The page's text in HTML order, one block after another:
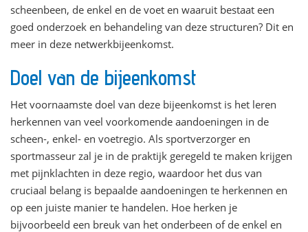
scheenbeen, de enkel en de voet en waaruit bestaat een
goed onderzoek en behandeling van deze structuren? Dit en
meer in deze netwerkbijeenkomst.
Doel van de bijeenkomst
Het voornaamste doel van deze bijeenkomst is het leren
herkennen van veel voorkomende aandoeningen in de
scheen-, enkel- en voetregio. Als sportverzorger en
sportmasseur zal je in de praktijk geregeld te maken krijgen
met pijnklachten in deze regio, waardoor het dus van
cruciaal belang is bepaalde aandoeningen te herkennen en
op een juiste manier te handelen. Hoe herken je
bijvoorbeeld een breuk van het onderbeen of de enkel en